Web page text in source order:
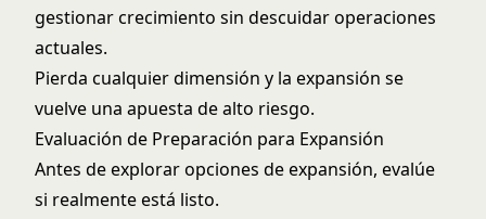
gestionar crecimiento sin descuidar operaciones
actuales.
Pierda cualquier dimensión y la expansión se
vuelve una apuesta de alto riesgo.
Evaluación de Preparación para Expansión
Antes de explorar opciones de expansión, evalúe
si realmente está listo.